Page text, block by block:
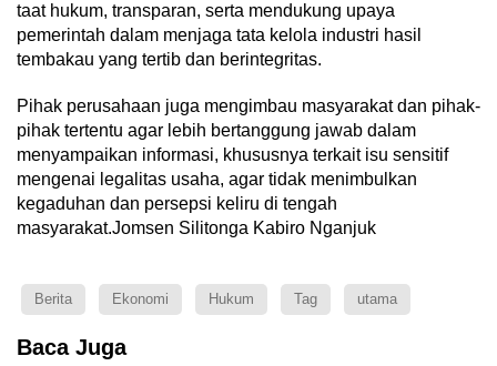
taat hukum, transparan, serta mendukung upaya
pemerintah dalam menjaga tata kelola industri hasil
tembakau yang tertib dan berintegritas.
Pihak perusahaan juga mengimbau masyarakat dan pihak-
pihak tertentu agar lebih bertanggung jawab dalam
menyampaikan informasi, khususnya terkait isu sensitif
mengenai legalitas usaha, agar tidak menimbulkan
kegaduhan dan persepsi keliru di tengah
masyarakat.Jomsen Silitonga Kabiro Nganjuk
Berita Ekonomi Hukum Tag utama
Baca Juga